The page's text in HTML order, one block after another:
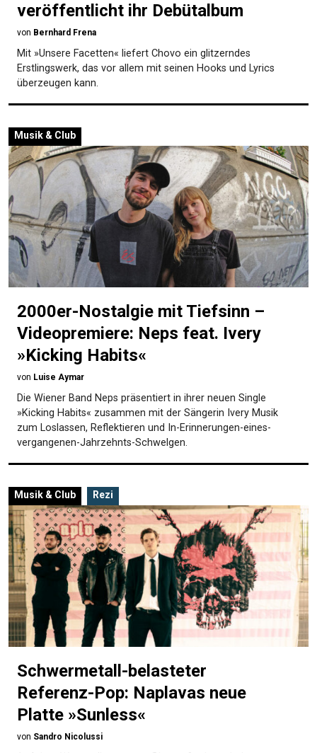
veröffentlicht ihr Debütalbum
von Bernhard Frena
Mit »Unsere Facetten« liefert Chovo ein glitzerndes
Erstlings­werk, das vor allem mit seinen Hooks und Lyrics
überzeugen kann.
Musik & Club
2000er-Nostalgie mit Tiefsinn –
Videopremiere: Neps feat. Ivery
»Kicking Habits«
von Luise Aymar
Die Wiener Band Neps präsentiert in ihrer neuen Single
»Kicking Habits« zusammen mit der Sängerin Ivery Musik
zum Loslassen, Reflektieren und In-Erinnerungen-eines-
vergangenen-Jahrzehnts-Schwelgen.
Musik & Club Rezi
Schwermetall-belasteter
Referenz-Pop: Naplavas neue
Platte »Sunless«
von Sandro Nicolussi